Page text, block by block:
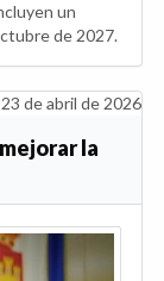
un
de 2027.
de abril de 2026
la